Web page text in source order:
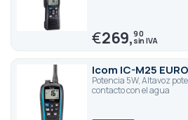
€269,90
Icom IC-M25
Potencia 5W, Altavoz
contacto con el agua